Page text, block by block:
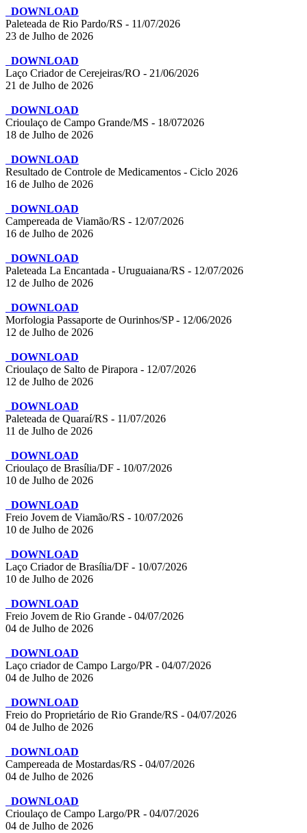
DOWNLOAD
Paleteada de Rio Pardo/RS - 11/07/2026
23 de Julho de 2026
DOWNLOAD
Laço Criador de Cerejeiras/RO - 21/06/2026
21 de Julho de 2026
DOWNLOAD
Crioulaço de Campo Grande/MS - 18/072026
18 de Julho de 2026
DOWNLOAD
Resultado de Controle de Medicamentos - Ciclo 2026
16 de Julho de 2026
DOWNLOAD
Campereada de Viamão/RS - 12/07/2026
16 de Julho de 2026
DOWNLOAD
Paleteada La Encantada - Uruguaiana/RS - 12/07/2026
12 de Julho de 2026
DOWNLOAD
Morfologia Passaporte de Ourinhos/SP - 12/06/2026
12 de Julho de 2026
DOWNLOAD
Crioulaço de Salto de Pirapora - 12/07/2026
12 de Julho de 2026
DOWNLOAD
Paleteada de Quaraí/RS - 11/07/2026
11 de Julho de 2026
DOWNLOAD
Crioulaço de Brasília/DF - 10/07/2026
10 de Julho de 2026
DOWNLOAD
Freio Jovem de Viamão/RS - 10/07/2026
10 de Julho de 2026
DOWNLOAD
Laço Criador de Brasília/DF - 10/07/2026
10 de Julho de 2026
DOWNLOAD
Freio Jovem de Rio Grande - 04/07/2026
04 de Julho de 2026
DOWNLOAD
Laço criador de Campo Largo/PR - 04/07/2026
04 de Julho de 2026
DOWNLOAD
Freio do Proprietário de Rio Grande/RS - 04/07/2026
04 de Julho de 2026
DOWNLOAD
Campereada de Mostardas/RS - 04/07/2026
04 de Julho de 2026
DOWNLOAD
Crioulaço de Campo Largo/PR - 04/07/2026
04 de Julho de 2026